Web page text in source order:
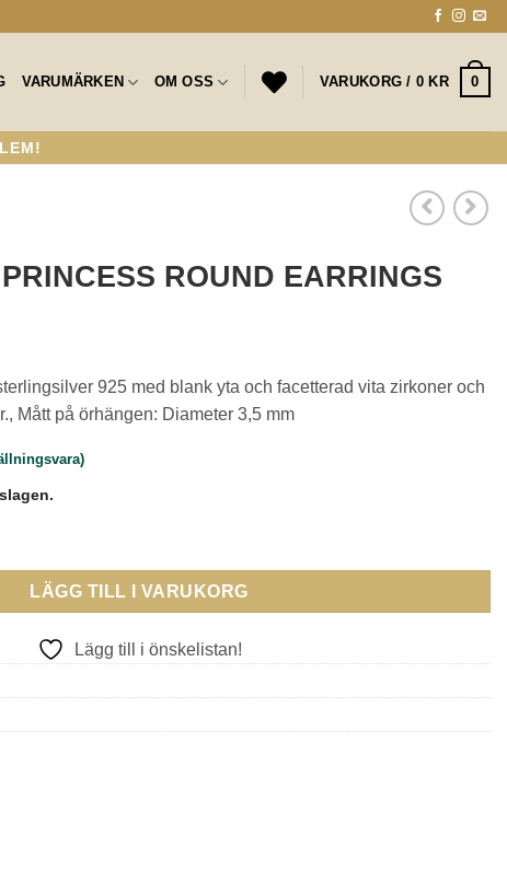
VARUMÄRKEN OM OSS VARUKORG / 0 KR 0
ROUND EARRINGS
925 med blank yta och facetterad vita zirkoner och
Mått på örhängen: Diameter 3,5 mm
EARRINGS mängd
LÄGG TILL I VARUKORG
Lägg till i önskelistan!